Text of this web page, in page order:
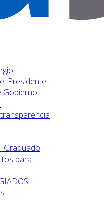
Presidente
Gobierno
Graduado
para